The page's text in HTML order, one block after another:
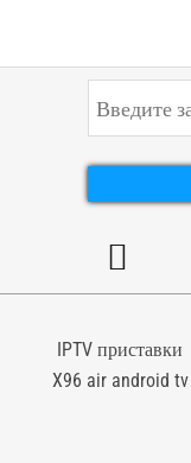
к
а
ь
IPTV приставки
X96 air android